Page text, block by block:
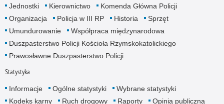
Jednostki Kierownictwo
Komenda Główna Policji
Organizacja
Policja w III RP Historia
Sprzęt
Umundurowanie
Współpraca międzynarodowa
Duszpasterstwo Policji Kościoła Rzymskokatolickiego
Prawosławne Duszpasterstwo Policji
Statystyka
Informacje Ogólne statystyki
Wybrane statystyki
Kodeks karny
Ruch drogowy Raporty Opinia publiczna